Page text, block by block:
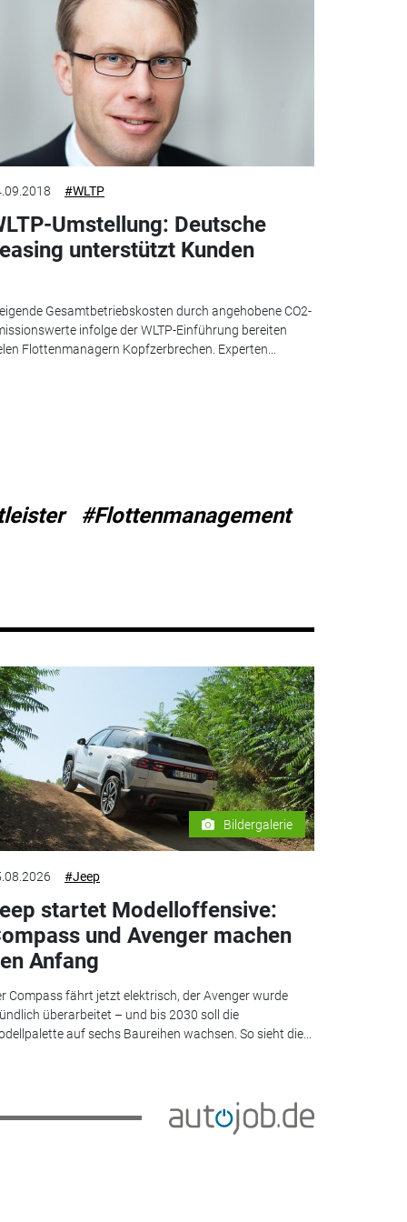
#WLTP
Umstellung: Deutsche
unterstützt Kunden
Gesamtbetriebskosten durch angehobene CO2-
infolge der WLTP-Einführung bereiten
Flottenmanagern Kopfzerbrechen. Experten...
#Flottenmanagement
Bildergalerie
#Jeep
startet Modelloffensive:
und Avenger machen
Anfang
Compass fährt jetzt elektrisch, der Avenger wurde
überarbeitet – und bis 2030 soll die
auf sechs Baureihen wachsen. So sieht die...